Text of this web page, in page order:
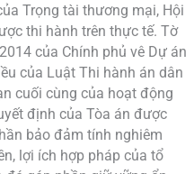
Trọng tài thương mại, Hội
thi hành trên thực tế. Tờ
của Chính phủ vê Dự án
của Luật Thi hành án dân
cuối cùng của hoạt động
định của Tòa án được
bảo đảm tính nghiêm
lợi ích hợp pháp của tổ